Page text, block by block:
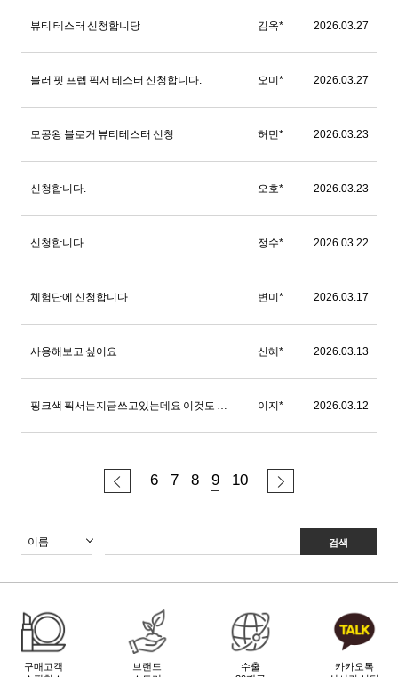
뷰티 테스터 신청합니당 김옥* 2026.03.27
블러 핏 프렙 픽서 테스터 신청합니다. 오미* 2026.03.27
모공왕 블로거 뷰티테스터 신청 허민* 2026.03.23
신청합니다. 오호* 2026.03.23
신청합니다 정수* 2026.03.22
체험단에 신청합니다 변미* 2026.03.17
사용해보고 싶어요 신혜* 2026.03.13
핑크색 픽서는지금쓰고있는데요 이것도 써보고싶어요 이지* 2026.03.12
6 7 8 9 10
검색
구매고객
브랜드
수출
카카오톡